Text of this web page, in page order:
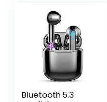
Bluetooth 5.3